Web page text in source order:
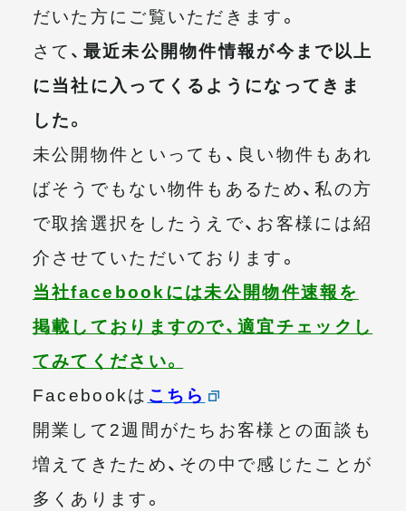
だいた方にご覧いただきます。
さて、 最近未公開物件情報が今まで以上
に当社に入ってくるようになってきま
した。
未公開物件といっても、良い物件もあれ
ばそうでもない物件もあるため、私の方
で取捨選択をしたうえで、お客様には紹
介させていただいております。
当社facebookには未公開物件速報を
掲載しておりますので、適宜チェックし
てみてください。
Facebookは こちら
開業して2週間がたちお客様との面談も
増えてきたため、その中で感じたことが
多くあります。